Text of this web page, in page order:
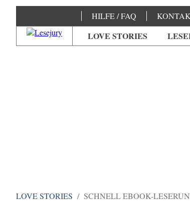
HILFE / FAQ
LOVE STORIES
LOVE STORIES SCHNELL EBOOK-